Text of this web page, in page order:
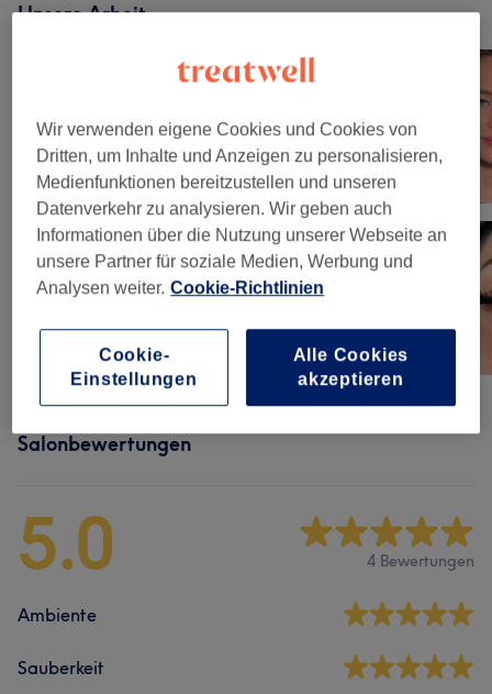
Unsere Arbeit
Salonbewertungen
5.0 4 Bewertungen
Ambiente
Sauberkeit
Wir verwenden eigene Cookies und Cookies von
Dritten, um Inhalte und Anzeigen zu personalisieren,
Medienfunktionen bereitzustellen und unseren
Datenverkehr zu analysieren. Wir geben auch
Informationen über die Nutzung unserer Webseite an
unsere Partner für soziale Medien, Werbung und
Analysen weiter. Cookie-Richtlinien
Alle Cookies
akzeptieren
Cookie-
Einstellungen